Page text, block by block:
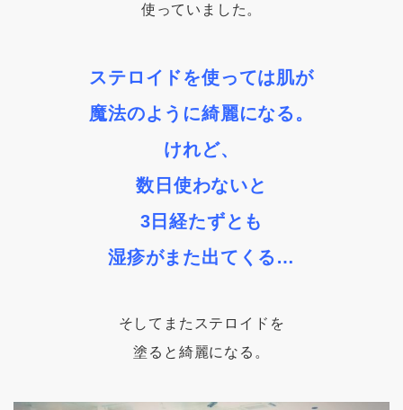
使っていました。
ステロイドを使っては肌が
魔法のように綺麗になる。
けれど、
数日使わないと
3日経たずとも
湿疹がまた出てくる…
そしてまたステロイドを
塗ると綺麗になる。